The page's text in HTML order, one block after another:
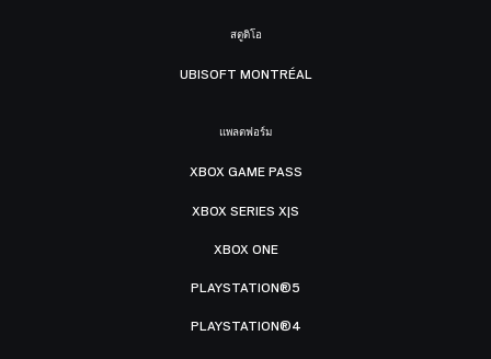
สตูดิโอ
UBISOFT MONTRÉAL
แพลตฟอร์ม
XBOX GAME PASS
XBOX SERIES X|S
XBOX ONE
PLAYSTATION®5
PLAYSTATION®4